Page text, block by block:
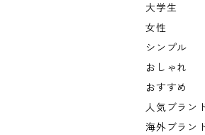
大学生
女性
シンプル
おしゃれ
おすすめ
人気ブラン
海外ブラン